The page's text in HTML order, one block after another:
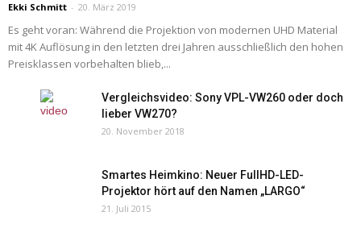
Ekki Schmitt - 20. März 2019
Es geht voran: Während die Projektion von modernen UHD Material
mit 4K Auflösung in den letzten drei Jahren ausschließlich den hohen
Preisklassen vorbehalten blieb,...
Vergleichsvideo: Sony VPL-VW260 oder doch
lieber VW270?
20. November 2018
Smartes Heimkino: Neuer FullHD-LED-
Projektor hört auf den Namen „LARGO“
21. Juli 2015